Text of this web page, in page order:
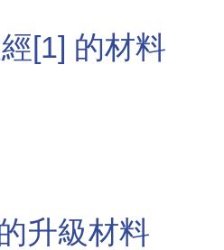
[1] 的材料
升級材料